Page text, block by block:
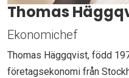
Thomas
Ekonomichef
Thomas Häggqvist, född
företagsekonomi från